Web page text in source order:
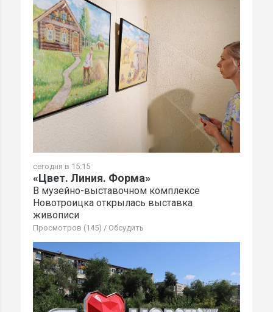
сегодня в 15:15
«Цвет. Линия. Форма»
В музейно-выставочном комплексе
Новотроицка открылась выставка
живописи
Просмотров (145) / Обсудить